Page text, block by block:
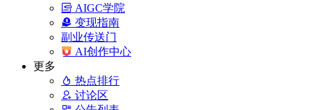
AIGC学院
变现指南
副业传送门
AI创作中心
更多
热点排行
讨论区